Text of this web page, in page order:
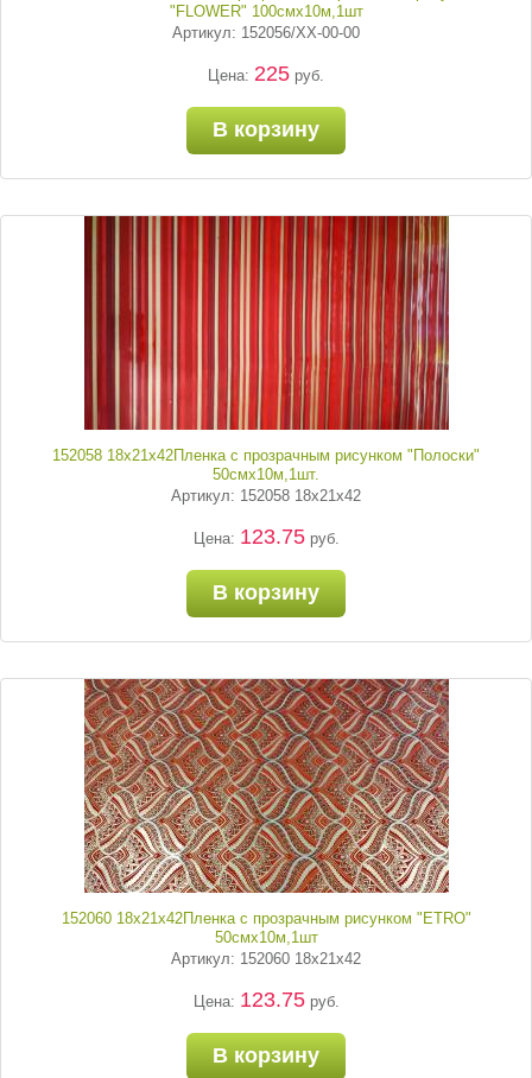
"FLOWER" 100смх10м,1шт
Артикул: 152056/ХХ-00-00
Цена: 225 руб.
В корзину
152058 18х21х42Пленка с прозрачным рисунком "Полоски"
50смх10м,1шт.
Артикул: 152058 18х21х42
Цена: 123.75руб.
В корзину
152060 18х21х42Пленка с прозрачным рисунком "ETRO"
50смх10м,1шт
Артикул: 152060 18х21х42
Цена: 123.75руб.
В корзину